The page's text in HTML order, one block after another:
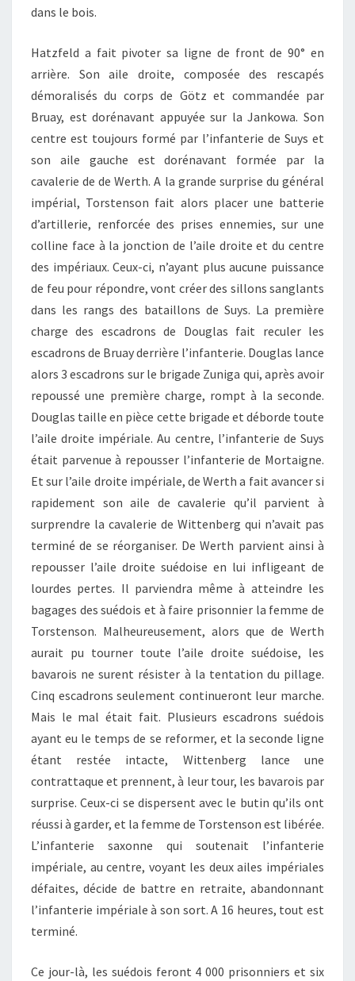
dans le bois.
Hatzfeld a fait pivoter sa ligne de front de 90° en
arrière. Son aile droite, composée des rescapés
démoralisés du corps de Götz et commandée par
Bruay, est dorénavant appuyée sur la Jankowa. Son
centre est toujours formé par l’infanterie de Suys et
son aile gauche est dorénavant formée par la
cavalerie de de Werth. A la grande surprise du général
impérial, Torstenson fait alors placer une batterie
d’artillerie, renforcée des prises ennemies, sur une
colline face à la jonction de l’aile droite et du centre
des impériaux. Ceux-ci, n’ayant plus aucune puissance
de feu pour répondre, vont créer des sillons sanglants
dans les rangs des bataillons de Suys. La première
charge des escadrons de Douglas fait reculer les
escadrons de Bruay derrière l’infanterie. Douglas lance
alors 3 escadrons sur le brigade Zuniga qui, après avoir
repoussé une première charge, rompt à la seconde.
Douglas taille en pièce cette brigade et déborde toute
l’aile droite impériale. Au centre, l’infanterie de Suys
était parvenue à repousser l’infanterie de Mortaigne.
Et sur l’aile droite impériale, de Werth a fait avancer si
rapidement son aile de cavalerie qu’il parvient à
surprendre la cavalerie de Wittenberg qui n’avait pas
terminé de se réorganiser. De Werth parvient ainsi à
repousser l’aile droite suédoise en lui infligeant de
lourdes pertes. Il parviendra même à atteindre les
bagages des suédois et à faire prisonnier la femme de
Torstenson. Malheureusement, alors que de Werth
aurait pu tourner toute l’aile droite suédoise, les
bavarois ne surent résister à la tentation du pillage.
Cinq escadrons seulement continueront leur marche.
Mais le mal était fait. Plusieurs escadrons suédois
ayant eu le temps de se reformer, et la seconde ligne
étant restée intacte, Wittenberg lance une
contrattaque et prennent, à leur tour, les bavarois par
surprise. Ceux-ci se dispersent avec le butin qu’ils ont
réussi à garder, et la femme de Torstenson est libérée.
L’infanterie saxonne qui soutenait l’infanterie
impériale, au centre, voyant les deux ailes impériales
défaites, décide de battre en retraite, abandonnant
l’infanterie impériale à son sort. A 16 heures, tout est
terminé.
Ce jour-là, les suédois feront 4 000 prisonniers et six